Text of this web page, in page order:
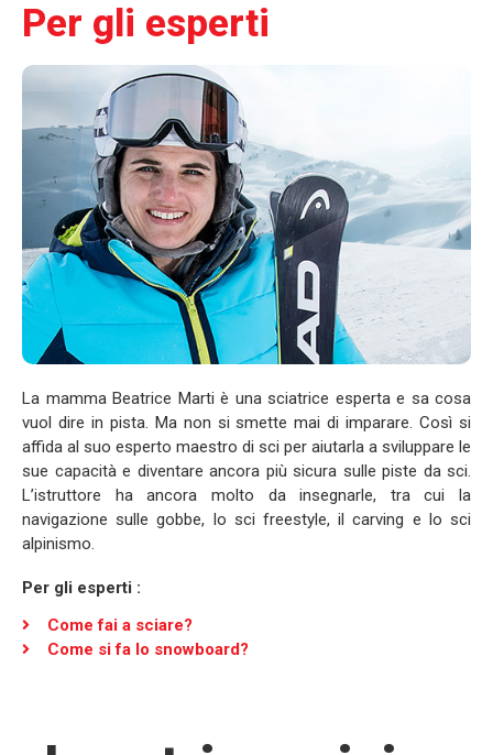
Per gli esperti
La mamma Beatrice Marti è una sciatrice esperta e sa cosa
vuol dire in pista. Ma non si smette mai di imparare. Così si
affida al suo esperto maestro di sci per aiutarla a sviluppare le
sue capacità e diventare ancora più sicura sulle piste da sci.
L’istruttore ha ancora molto da insegnarle, tra cui la
navigazione sulle gobbe, lo sci freestyle, il carving e lo sci
alpinismo.
Per gli esperti :
Come fai a sciare?
Come si fa lo snowboard?